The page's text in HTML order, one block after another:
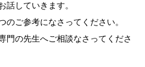
話していきます。
のご参考になさってください。
門の先生へご相談なさってくださ